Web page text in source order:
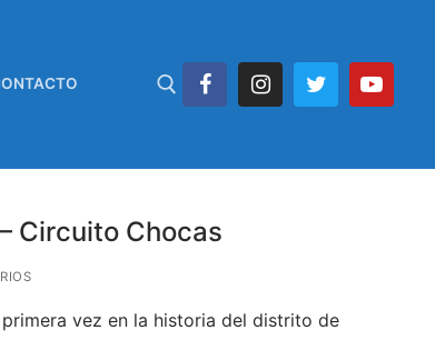
Circuito Chocas
vez en la historia del distrito de